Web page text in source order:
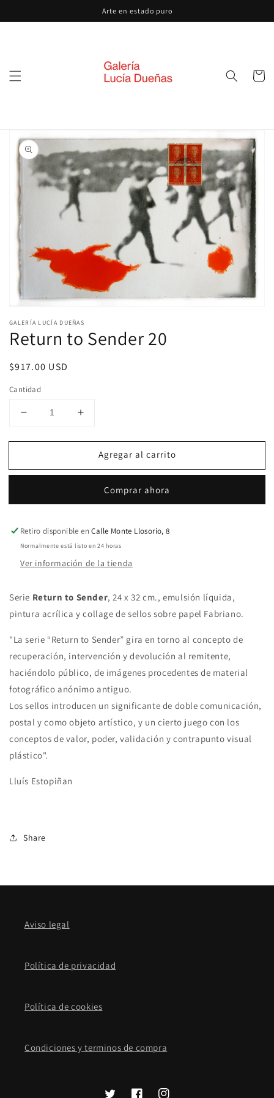
al contenido
Arte en estado puro
Carrito
a la
información
del producto
elemento
1
en
ventana
modal
GALERÍA LUCÍA DUEÑAS
Return to Sender 20
Precio
$917.00 USD
Cantidad
Reducir
para
to
Aumentar
para
Return
to
Agregar al carrito
Comprar ahora
Retiro disponible enCalle Monte Llosorio, 8
Normalmente está listo en 24 horas
Ver información de la tienda
Serie Return to Sender, 24 x 32 cm., emulsión líquida,
pintura acrílica y collage de sellos sobre papel Fabriano.
"La serie “Return to Sender” gira en torno al concepto de
recuperación, intervención y devolución al remitente,
haciéndolo público, de imágenes procedentes de material
fotográfico anónimo antiguo.
Los sellos introducen un significante de doble comunicación,
postal y como objeto artístico, y un cierto juego con los
conceptos de valor, poder, validación y contrapunto visual
plástico".
Lluís Estopiñan
Share
Aviso legal
Política de privacidad
Política de cookies
Condiciones y terminos de compra